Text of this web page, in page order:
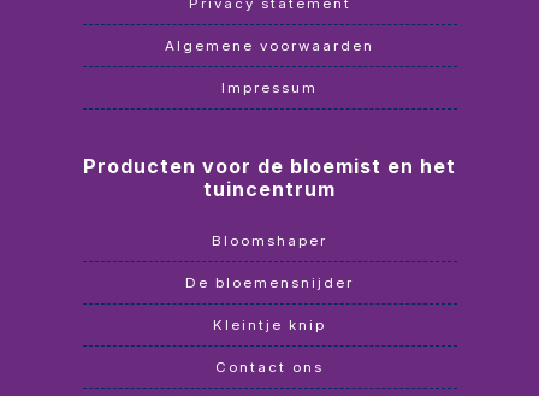
Privacy statement
Algemene voorwaarden
Impressum
Producten voor de bloemist en het
tuincentrum
Bloomshaper
De bloemensnijder
Kleintje knip
Contact ons